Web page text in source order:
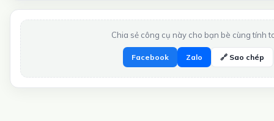
Chia sẻ công cụ này cho bạn bè cùng tính
Facebook Zalo 🔗 Sao chép